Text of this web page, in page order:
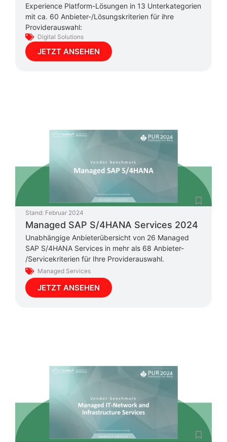
Experience Platform-Lösungen in 13 Unterkategorien
mit ca. 60 Anbieter-/Lösungskriterien für ihre
Providerauswahl:
Digital Solutions
JETZT ANSEHEN
Stand: Februar 2024
Managed SAP S/4HANA Services 2024
Unabhängige Anbieterübersicht von 26 Managed
SAP S/4HANA Services in mehr als 68 Anbieter-
/Servicekriterien für Ihre Providerauswahl.
Managed Services
JETZT ANSEHEN